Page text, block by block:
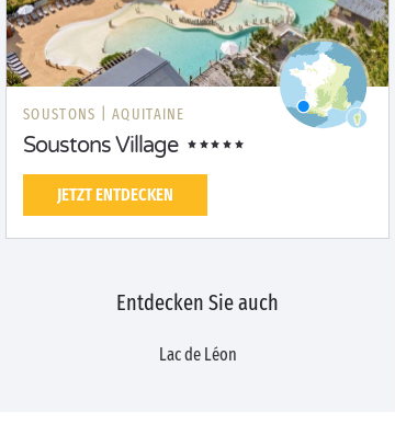
SOUSTONS | AQUITAINE
Soustons Village
JETZT ENTDECKEN
Entdecken Sie auch
Lac de Léon